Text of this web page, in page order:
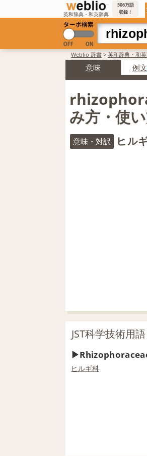
英和辞典・和英辞典
506万語
収録！
Weblio 辞書 > 英和辞典・和
意味 例文
み方・使
意味・対訳 ヒル
JST科学技術用
ヒルギ科